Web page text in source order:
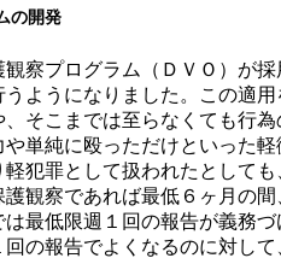
の開発
観察プログラム（ＤＶＯ）が
うようになりました。この適
、そこまでは至らなくても行
単純に殴っただけといった
軽犯罪として扱われたとして
観察であれば最低 ６ヶ月の
最低限週１回の報告が義務
の報告でよくなるのに対し